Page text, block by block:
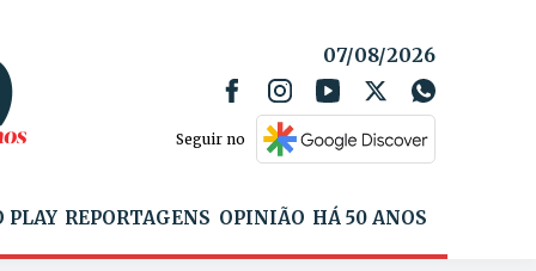
07/08/2026
Seguir no
PLAY REPORTAGENS OPINIÃO HÁ 50 ANOS